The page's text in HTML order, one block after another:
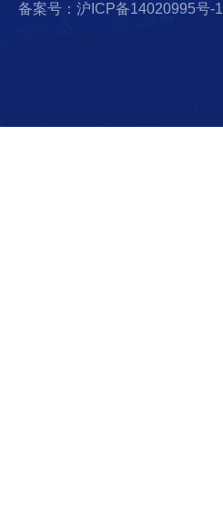
备案号：沪ICP备14020995号-1